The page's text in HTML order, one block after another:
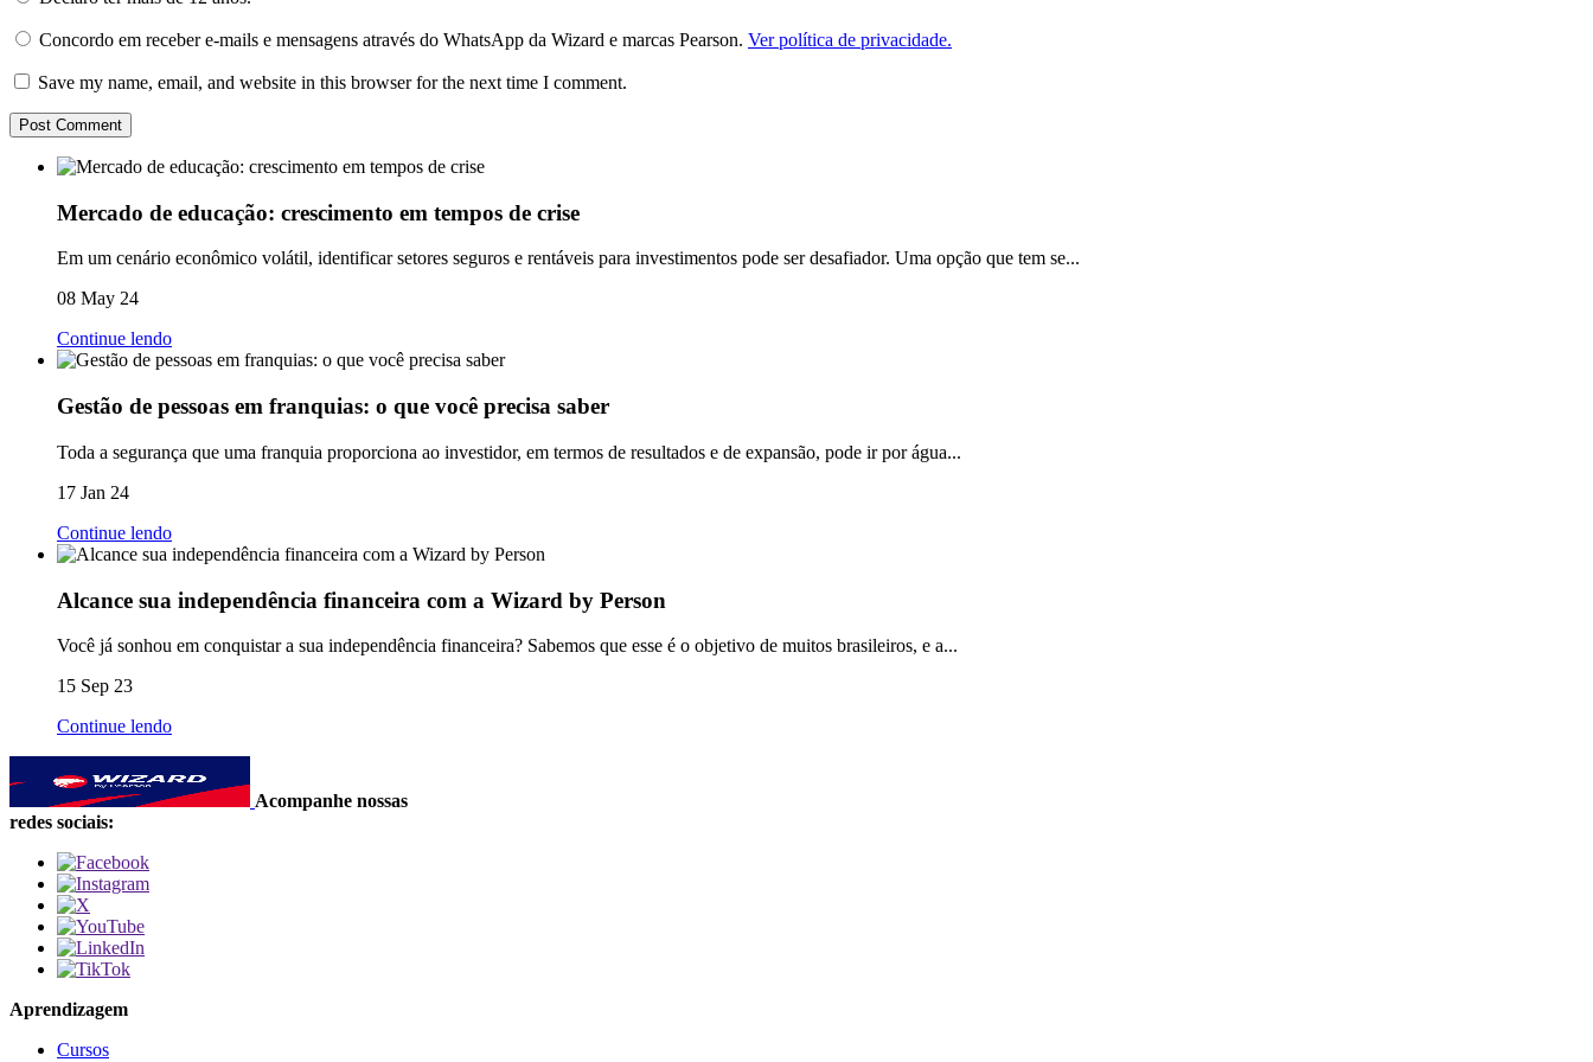
Concordo em receber e-mails e mensagens através do WhatsApp da Wizard e marcas Pearson. Ver política de privacidade.
Save my name, email, and website in this browser for the next time I comment.
Mercado de educação: crescimento em tempos de crise
Em um cenário econômico volátil, identificar setores seguros e rentáveis para investimentos pode ser desafiador. Uma opção que tem se...
08 May 24
Continue lendo
Gestão de pessoas em franquias: o que você precisa saber
Toda a segurança que uma franquia proporciona ao investidor, em termos de resultados e de expansão, pode ir por água...
17 Jan 24
Continue lendo
Alcance sua independência financeira com a Wizard by Person
Você já sonhou em conquistar a sua independência financeira? Sabemos que esse é o objetivo de muitos brasileiros, e a...
15 Sep 23
Continue lendo
Acompanhe nossas
redes sociais:
Aprendizagem
Cursos